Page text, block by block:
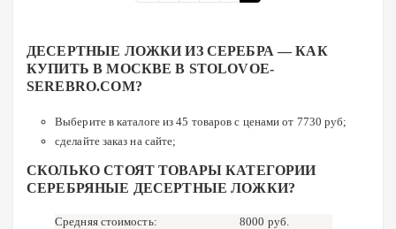
ДЕСЕРТНЫЕ ЛОЖКИ ИЗ СЕРЕБРА — КАК
КУПИТЬ В МОСКВЕ В STOLOVOE-
SEREBRO.COM?
Выберите в каталоге из 45 товаров с ценами от 7730 руб;
сделайте заказ на сайте;
СКОЛЬКО СТОЯТ ТОВАРЫ КАТЕГОРИИ
СЕРЕБРЯНЫЕ ДЕСЕРТНЫЕ ЛОЖКИ?
Средняя стоимость:
8000 руб.